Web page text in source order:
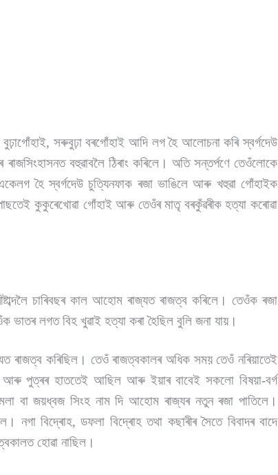
সৰুবুঢ়া বৰগোঁহাই আদি লগ হৈ আলোচনা কৰি স্বৰ্গদেউ
বহুৱাবলৈ ঠিৰাং কৰিলে। অতি সন্তৰ্পণে তেওঁলোকে
হৈ স্বৰ্গদেউ চুত্যিনফাক ৰজা ভাঙিলে আৰু খহুৱা গোঁহাইক
কুকুৰেখোৱা গোঁহাই আৰু তেওঁৰ মাতৃ বৰকুঁৱৰীক হত্যা কৰোৱা
চাৰিবছৰ কাল আহোম ৰাজ্যত ৰাজত্ব কৰিলে। তেওঁক ৰজা
ভাতৰ লগত বিহ খুৱাই হত্যা কৰা হৈছিল বুলি জনা যায়।
ৰাজত্ব কৰিছিল। তেওঁ ৰাজত্বকালৰ অধিক সময় তেওঁ নৰিয়াতেই
পুত্ৰৰ হাততেই আছিল আৰু ইয়াৰ বাবেই সকলো বিষয়া-বৰ্গ
বা জয়ধ্বজ সিংহ নাম দি আহোম ৰাজ্যৰ নতুন ৰজা পাতিলে।
নগা বিদ্ৰোহ, ডফলা বিদ্ৰোহ তথা কছাৰীৰ সৈতে বিবাদৰ বাদে
হোৱা নাছিল।